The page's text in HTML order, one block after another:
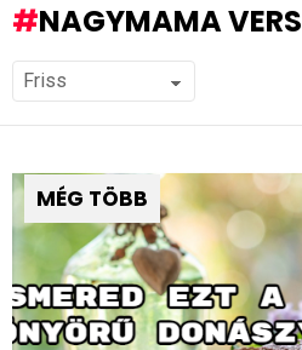
NAGYMAMA VERS
MÉG TÖBB